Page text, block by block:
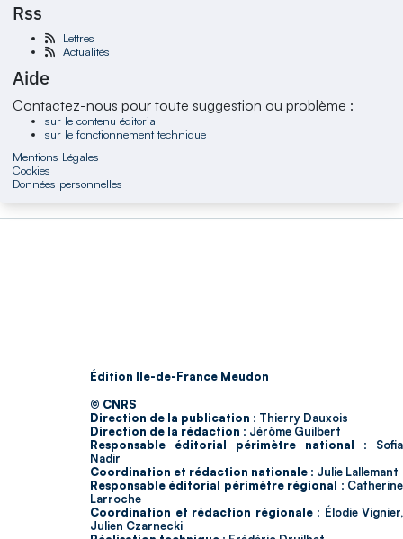
Rss
Lettres
Actualités
Aide
Contactez-nous pour toute suggestion ou problème :
sur le contenu éditorial
sur le fonctionnement technique
Mentions Légales
Cookies
Données personnelles
Édition Ile-de-France Meudon
© CNRS
Direction de la publication : Thierry Dauxois
Direction de la rédaction : Jérôme Guilbert
Responsable éditorial périmètre national : Sofia
Nadir
Coordination et rédaction nationale : Julie Lallemant
Responsable éditorial périmètre régional : Catherine
Larroche
Coordination et rédaction régionale : Élodie Vignier,
Julien Czarnecki